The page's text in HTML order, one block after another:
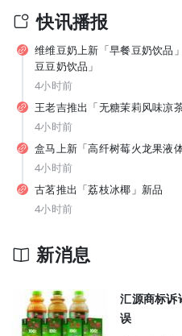
快讯播报
维维豆奶上新「早餐豆奶饮品
豆豆奶饮品」
4小时前
王老吉推出「无糖茉莉风味凉
4小时前
盒马上新「高纤树莓火龙果液
4小时前
古茗推出「荔枝冰椰」新品
4小时前
新消息
汇源商标诉
误